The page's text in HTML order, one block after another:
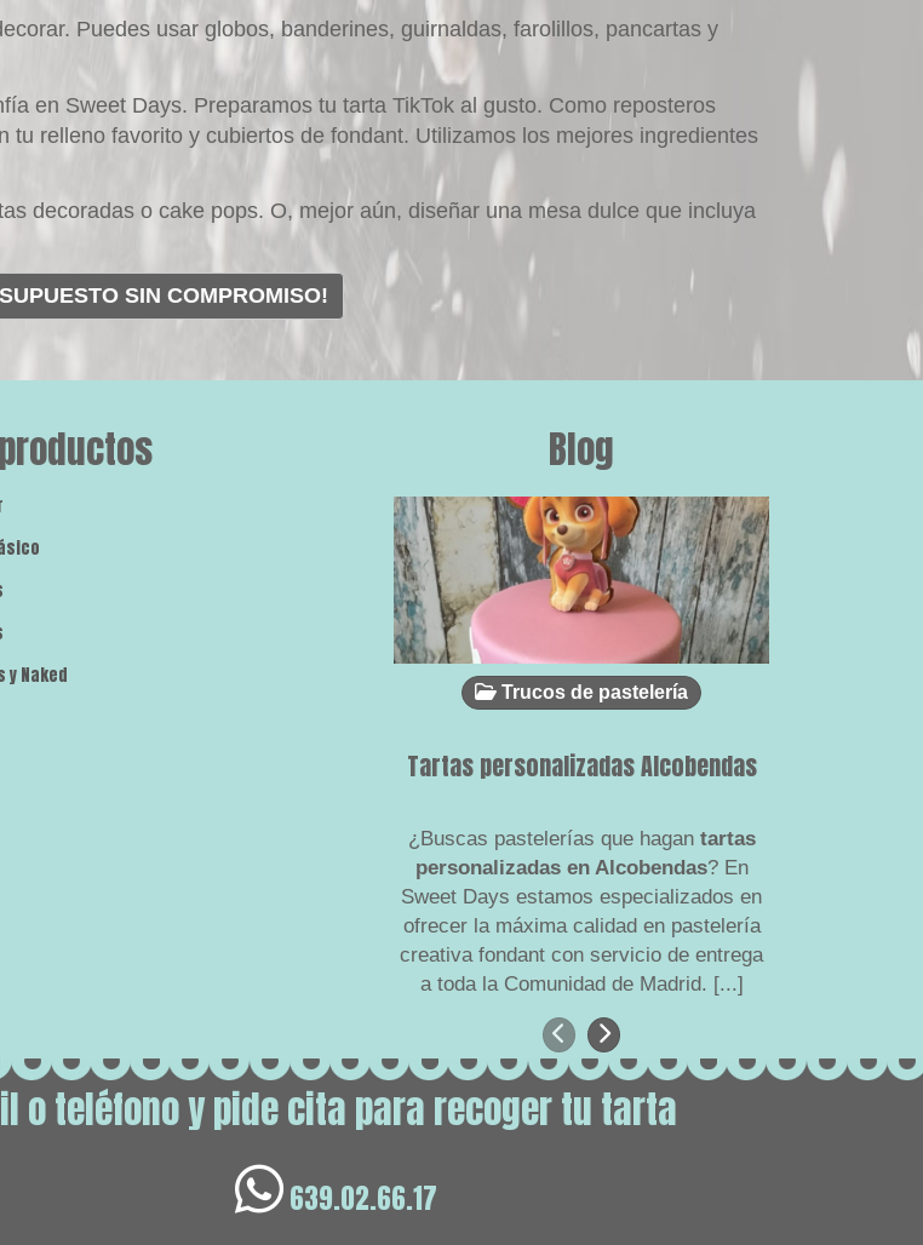
Puedes usar globos, banderines, guirnaldas, farolillos, pancartas y
en Sweet Days. Preparamos tu tarta TikTok al gusto. Como reposteros
relleno favorito y cubiertos de fondant. Utilizamos los mejores ingredientes
decoradas o cake pops. O, mejor aún, diseñar una mesa dulce que incluya
SIN COMPROMISO!
y Naked
Blog
Trucos de pastelería
Tartas personalizadas Alcobendas
¿Buscas pastelerías que hagan tartas
personalizadas en Alcobendas? En
Sweet Days estamos especializados en
ofrecer la máxima calidad en pastelería
creativa fondant con servicio de entrega
a toda la Comunidad de Madrid. [...]
AnteriorSiguiente
o teléfono y pide cita para recoger tu tarta
639.02.66.17